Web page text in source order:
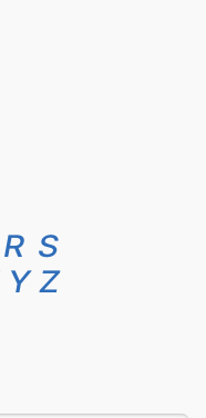
R S
Y Z